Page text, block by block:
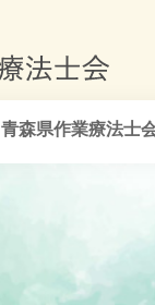
青森県作業療法士